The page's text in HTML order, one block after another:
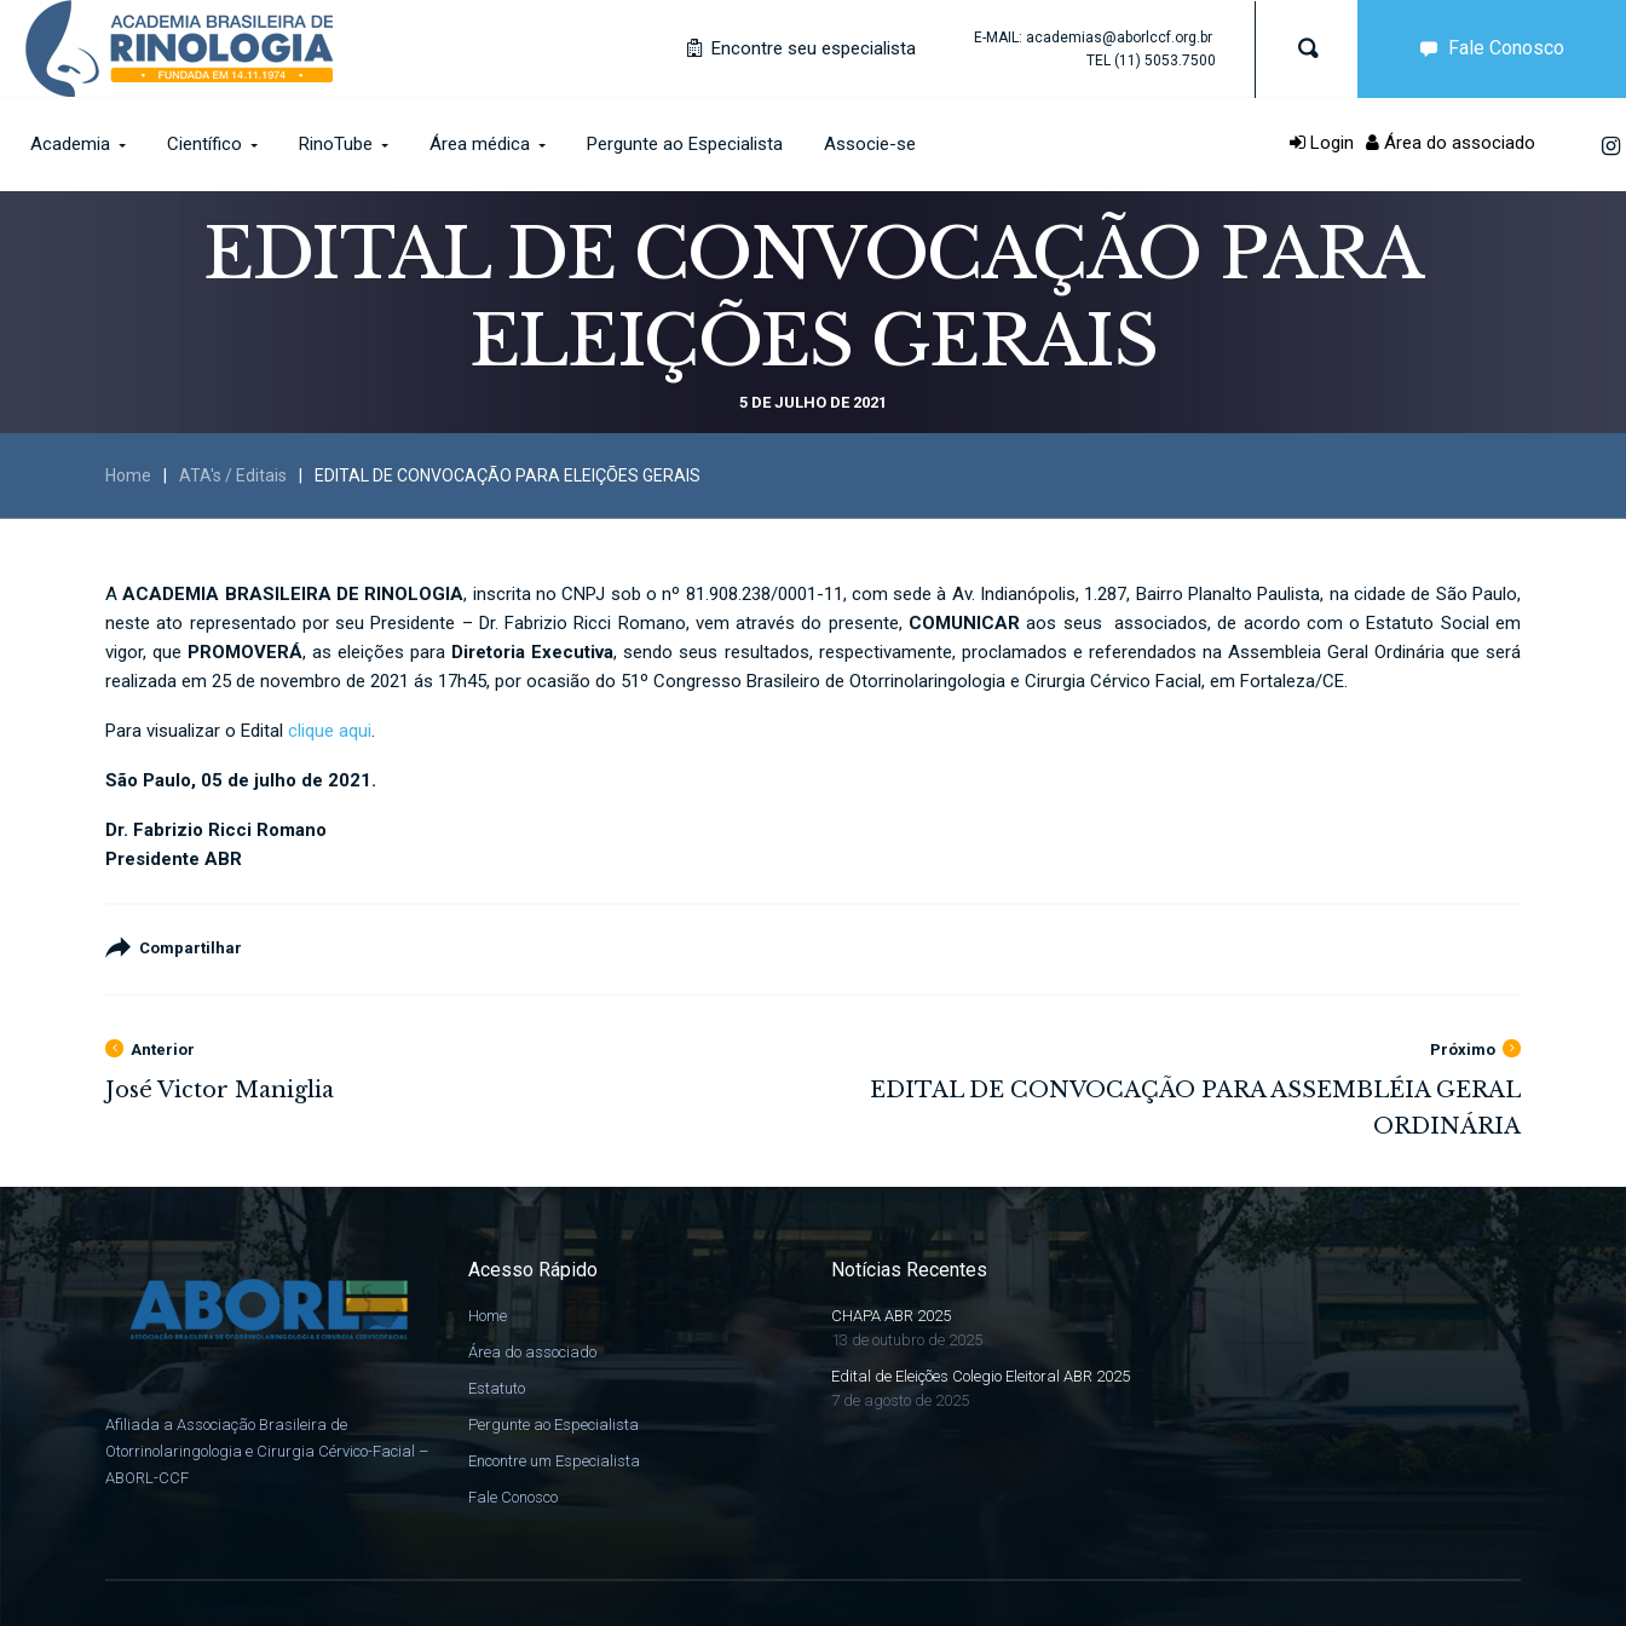
Encontre seu especialista
E-MAIL: academias@aborlccf.org.br
TEL (11) 5053.7500
Fale Conosco
Academia Científico RinoTube Área médica Pergunte ao Especialista Associe-se Login Área do associado
EDITAL DE CONVOCAÇÃO PARA
ELEIÇÕES GERAIS
5 DE JULHO DE 2021
Home ATA's / Editais EDITAL DE CONVOCAÇÃO PARA ELEIÇÕES GERAIS
AACADEMIA BRASILEIRA DE RINOLOGIA, inscrita no CNPJ sob o nº 81.908.238/0001-11, com sede à Av. Indianópolis, 1.287, Bairro Planalto Paulista, na cidade de São Paulo,
neste ato representado por seu Presidente – Dr. Fabrizio Ricci Romano, vem através do presente, COMUNICAR aos seus associados, de acordo com o Estatuto Social em
vigor, que PROMOVERÁ, as eleições para Diretoria Executiva, sendo seus resultados, respectivamente, proclamados e referendados na Assembleia Geral Ordinária que será
realizada em 25 de novembro de 2021 ás 17h45, por ocasião do 51º Congresso Brasileiro de Otorrinolaringologia e Cirurgia Cérvico Facial, em Fortaleza/CE.
Para visualizar o Edital clique aqui.
São Paulo, 05 de julho de 2021.
Dr. Fabrizio Ricci Romano
Presidente ABR
Compartilhar
Anterior Próximo
Afiliada a Associação Brasileira de
Otorrinolaringologia e Cirurgia Cérvico-Facial –
ABORL-CCF
Acesso Rápido
Home
Área do associado
Estatuto
Pergunte ao Especialista
Encontre um Especialista
Fale Conosco
Notícias Recentes
CHAPA ABR 2025
13 de outubro de 2025
Edital de Eleições Colegio Eleitoral ABR 2025
7 de agosto de 2025